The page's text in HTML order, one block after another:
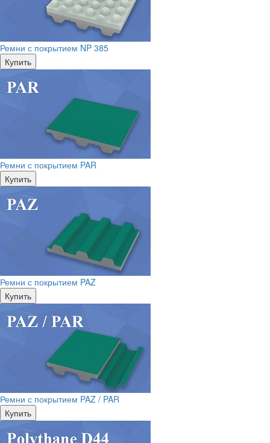
Ремни с покрытием NP 385
Купить
Ремни с покрытием PAR
Купить
Ремни с покрытием PAZ
Купить
Ремни с покрытием PAZ / PAR
Купить